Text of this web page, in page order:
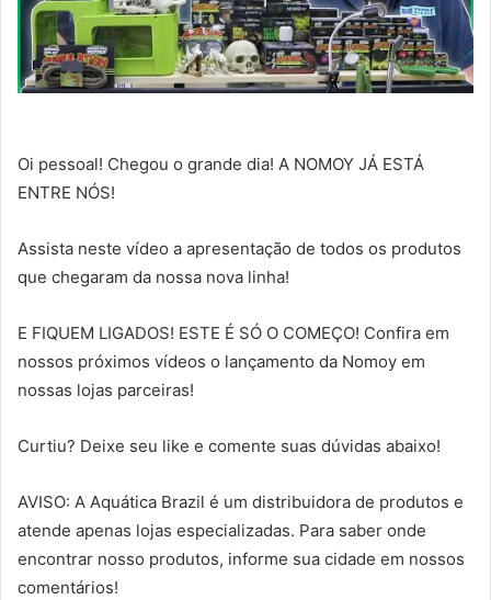
Oi pessoal! Chegou o grande dia! A NOMOY JÁ ESTÁ
ENTRE NÓS!
Assista neste vídeo a apresentação de todos os produtos
que chegaram da nossa nova linha!
E FIQUEM LIGADOS! ESTE É SÓ O COMEÇO! Confira em
nossos próximos vídeos o lançamento da Nomoy em
nossas lojas parceiras!
Curtiu? Deixe seu like e comente suas dúvidas abaixo!
AVISO: A Aquática Brazil é um distribuidora de produtos e
atende apenas lojas especializadas. Para saber onde
encontrar nosso produtos, informe sua cidade em nossos
comentários!